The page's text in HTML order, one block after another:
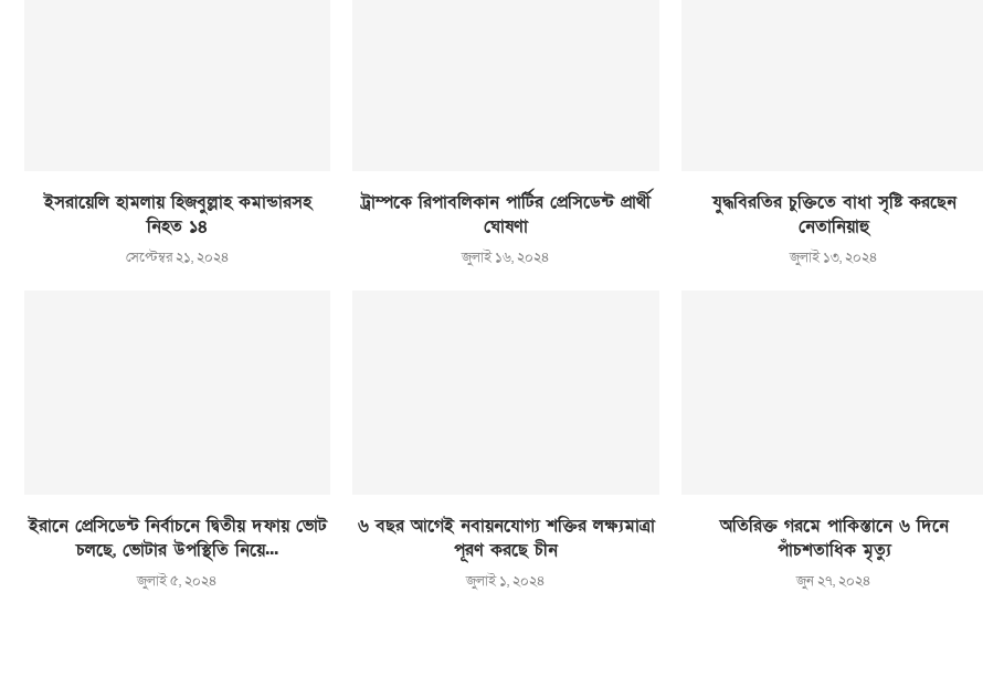
ইসরায়েলি হামলায় হিজবুল্লাহ কমান্ডারসহ
নিহত ১৪
সেপ্টেম্বর ২১, ২০২৪
ট্রাম্পকে রিপাবলিকান পার্টির প্রেসিডেন্ট প্রার্থী
ঘোষণা
জুলাই ১৬, ২০২৪
যুদ্ধবিরতির চুক্তিতে বাধা সৃষ্টি করছেন
নেতানিয়াহু
জুলাই ১৩, ২০২৪
ইরানে প্রেসিডেন্ট নির্বাচনে দ্বিতীয় দফায় ভোট
চলছে, ভোটার উপস্থিতি নিয়ে...
জুলাই ৫, ২০২৪
৬ বছর আগেই নবায়নযোগ্য শক্তির লক্ষ্যমাত্রা
পূরণ করছে চীন
জুলাই ১, ২০২৪
অতিরিক্ত গরমে পাকিস্তানে ৬ দিনে
পাঁচশতাধিক মৃত্যু
জুন ২৭, ২০২৪